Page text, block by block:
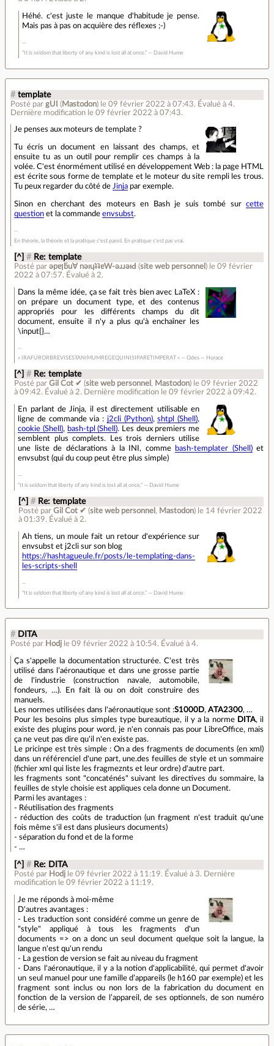
Héhé. c'est juste le manque d'habitude je pense.
Mais pas à pas on acquière des réflexes ;-)
“It is seldom that liberty of any kind is lost all at once.” ― David Hume
# template
Posté par gUI ( Mastodon) le 09 février 2022 à 07:43. Évalué à 4.
Dernière modification le 09 février 2022 à 07:43.
Je penses aux moteurs de template ?
Tu écris un document en laissant des champs, et
ensuite tu as un outil pour remplir ces champs à la
volée. C'est énormément utilisé en développement Web : la page HTML
est écrite sous forme de template et le moteur du site rempli les trous.
Tu peux regarder du côté de Jinja par exemple.
Sinon en cherchant des moteurs en Bash je suis tombé sur cette
question et la commande envsubst.
En théorie, la théorie et la pratique c'est pareil. En pratique c'est pas vrai.
[^] # Re: template
Posté par ǝpɐןƃu∀ nǝıɥʇʇɐW-ǝɹɹǝıԀ (site web personnel ) le 09 février
2022 à 07:57. Évalué à 2.
Dans la même idée, ça se fait très bien avec LaTeX :
on prépare un document type, et des contenus
appropriés pour les différents champs du dit
document, ensuite il n'y a plus qu'à enchaîner les
\input{}…
« IRAFURORBREVISESTANIMUMREGEQUINISIPARETIMPERAT » — Odes — Horace
[^] # Re: template
Posté parGil Cot ✔ (site web personnel , Mastodon) le 09 février 2022
à 09:42. Évalué à 2. Dernière modification le 09 février 2022 à 09:42.
En parlant de Jinja, il est directement utilisable en
ligne de commande via : j2cli (Python),shtpl (Shell),
cookie (Shell), bash-tpl (Shell). Les deux premiers me
semblent plus complets. Les trois derniers utilise
une liste de déclarations à la INI, comme
bash-templater (Shell)et
envsubst (qui du coup peut être plus simple)
“It is seldom that liberty of any kind is lost all at once.” ― David Hume
[^] # Re: template
Posté par Gil Cot ✔ (site web personnel , Mastodon) le 14 février 2022
à 01:39. Évalué à 2.
Ah tiens, un moule fait un retour d'expérience sur
envsubst et j2cli sur son blog
https://hashtagueule.fr/posts/le-templating-dans-
les-scripts-shell
“It is seldom that liberty of any kind is lost all at once.” ― David Hume
# DITA
Posté par Hodj le 09 février 2022 à 10:54. Évalué à 4.
Ça s'appelle la documentation structurée. C'est très
utilisé dans l’aéronautique et dans une grosse partie
de l'industrie (construction navale, automobile,
fondeurs, …). En fait là ou on doit construire des
manuels.
Les normes utilisées dans l'aéronautique sont :S1000D, ATA2300, …
Pour les besoins plus simples type bureautique, il y a la norme DITA, il
existe des plugins pour word, je n'en connais pas pour LibreOffice, mais
ça ne veut pas dire qu'il n'en existe pas.
Le pricinpe est très simple : On a des fragments de documents (en xml)
dans un référenciel d'une part, une.des feuilles de style et un sommaire
(fichier xml qui liste les fragmeznts et leur ordre) d'autre part.
les fragments sont "concaténés" suivant les directives du sommaire, la
feuilles de style choisie est appliques cela donne un Document.
Parmi les avantages :
- Réutilisation des fragments
- réduction des coûts de traduction (un fragment n'est traduit qu'une
fois même s'il est dans plusieurs documents)
- séparation du fond et de la forme
- …
[^] # Re: DITA
Posté par Hodj le 09 février 2022 à 11:19. Évalué à 3. Dernière
modification le 09 février 2022 à 11:19.
Je me réponds à moi-même
D'autres avantages :
- Les traduction sont considéré comme un genre de
"style" appliqué à tous les fragments d'un
documents => on a donc un seul document quelque soit la langue, la
langue n'est qu'un rendu
- La gestion de version se fait au niveau du fragment
- Dans l'aéronautique, il y a la notion d'applicabilité, qui permet d'avoir
un seul manuel pour une famille d’appareils (le h160 par exemple) et les
fragment sont inclus ou non lors de la fabrication du document en
fonction de la version de l’appareil, de ses optionnels, de son numéro
de série, …